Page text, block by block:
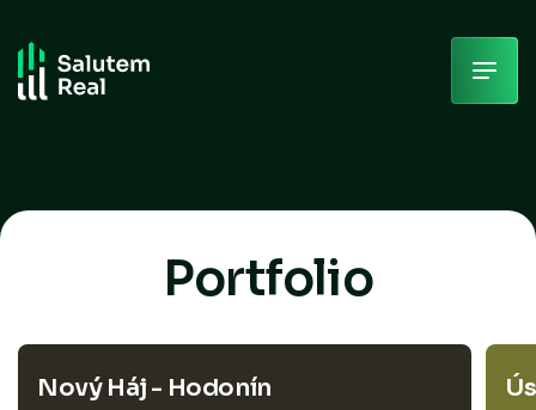
content
Portfolio
Nový Háj - Hodonín